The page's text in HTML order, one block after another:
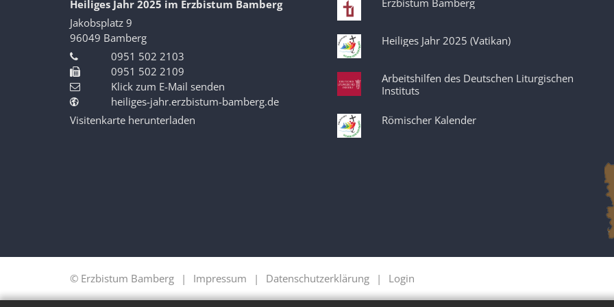
Heiliges Jahr 2025 im Erzbistum Bamberg
Jakobsplatz 9
96049 Bamberg
0951 502 2103
0951 502 2109
Klick zum E-Mail senden
heiliges-jahr.erzbistum-bamberg.de
Visitenkarte herunterladen
Erzbistum Bamberg
Heiliges Jahr 2025 (Vatikan)
Arbeitshilfen des Deutschen Liturgischen
Instituts
Römischer Kalender
© Erzbistum Bamberg Impressum Datenschutzerklärung Login